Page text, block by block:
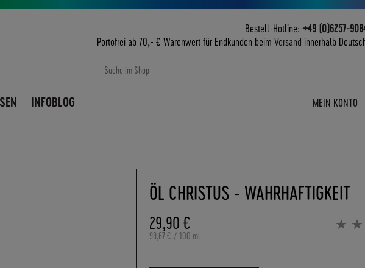
Bestell-Hotline: +49 (0)6257-
Portofrei ab 70,- € Warenwert für Endkunden beim Versand innerhalb
Suche
Suche
INFOBLOG MEIN KONTO
ÖL CHRISTUS - WAHRHAFTIGKEIT
29,90 €
99,67 € / 100 ml